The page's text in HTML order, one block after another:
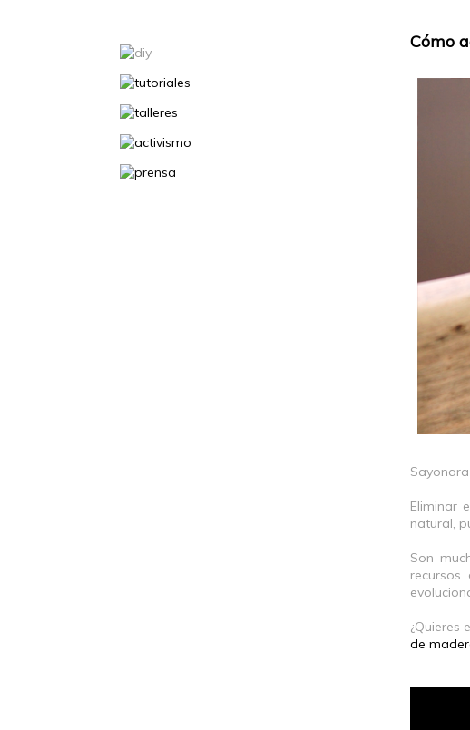
Cómo
Sayonara
Eliminar
natural,
Son
¿Quieres
de